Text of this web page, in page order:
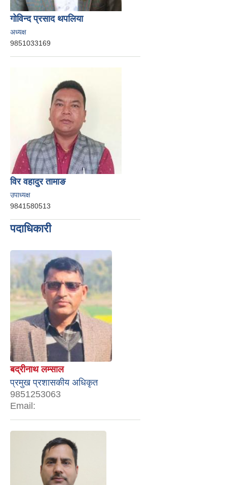
गोविन्द प्रसाद थपलिया
अध्यक्ष
9851033169
विर वहादुर तामाङ
उपाध्यक्ष
9841580513
पदाधिकारी
बद्रीनाथ लम्साल
प्रमुख प्रशासकीय अधिकृत
9851253063
Email: